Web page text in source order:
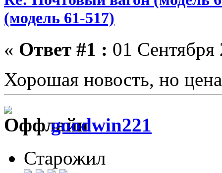
(модель 61-517)
« Ответ #1 : 01
Хорошая новость, но
goodwin221
Старожил